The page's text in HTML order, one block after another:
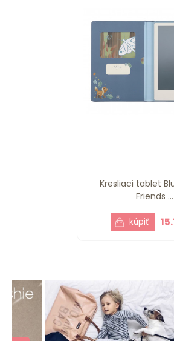
Kresliaci tablet
Friends ...